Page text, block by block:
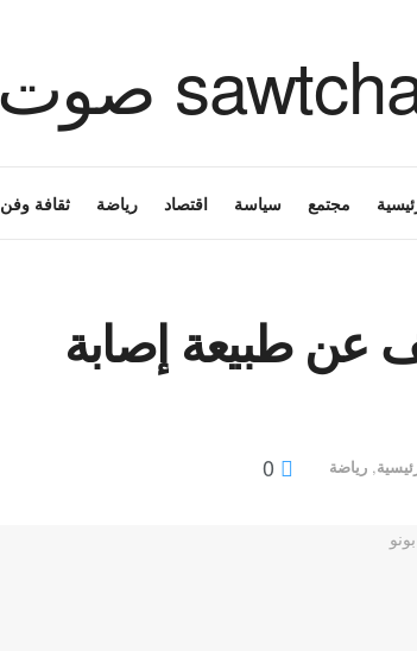
مجتمع سياسة اقتصاد رياضة ثقافة وفن
عن طبيعة إصابة
, رياضة